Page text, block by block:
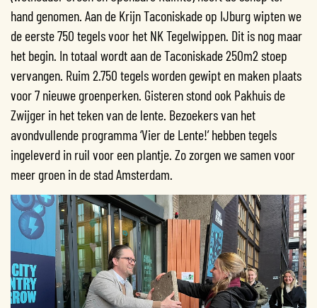
hand genomen. Aan de Krijn Taconiskade op IJburg wipten we
de eerste 750 tegels voor het NK Tegelwippen. Dit is nog maar
het begin. In totaal wordt aan de Taconiskade 250m2 stoep
vervangen. Ruim 2.750 tegels worden gewipt en maken plaats
voor 7 nieuwe groenperken. Gisteren stond ook Pakhuis de
Zwijger in het teken van de lente. Bezoekers van het
avondvullende programma ‘Vier de Lente!’ hebben tegels
ingeleverd in ruil voor een plantje. Zo zorgen we samen voor
meer groen in de stad Amsterdam.